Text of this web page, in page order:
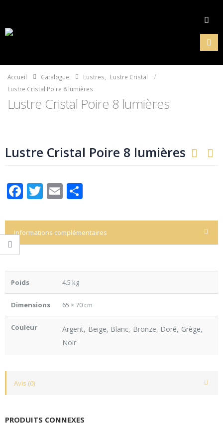
Accueil Catalogue Lustres
Lustre Cristal
Lustre Cristal Poire 8 lumières
Lustre Cristal Poire 8 lumières
Lustre Cristal Poire 8 lumières
Facebook
Twitter
Email
Informations complémentaires
Poids 4.5 kg
Dimensions 65 × 70 cm
Couleur
Argent, Beige, Blanc, Bronze, Doré, Grège,
Noir
Avis (0)
PRODUITS CONNEXES